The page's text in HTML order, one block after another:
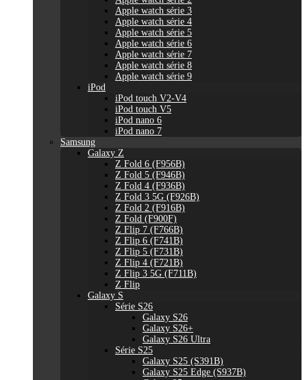
Apple watch série 3
Apple watch série 4
Apple watch série 5
Apple watch série 6
Apple watch série 7
Apple watch série 8
Apple watch série 9
iPod
iPod touch V2-V4
iPod touch V5
iPod nano 6
iPod nano 7
Samsung
Galaxy Z
Z Fold 6 (F956B)
Z Fold 5 (F946B)
Z Fold 4 (F936B)
Z Fold 3 5G (F926B)
Z Fold 2 (F916B)
Z Fold (F900F)
Z Flip 7 (F766B)
Z Flip 6 (F741B)
Z Flip 5 (F731B)
Z Flip 4 (F721B)
Z Flip 3 5G (F711B)
Z Flip
Galaxy S
Série S26
Galaxy S26
Galaxy S26+
Galaxy S26 Ultra
Série S25
Galaxy S25 (S391B)
Galaxy S25 Edge (S937B)